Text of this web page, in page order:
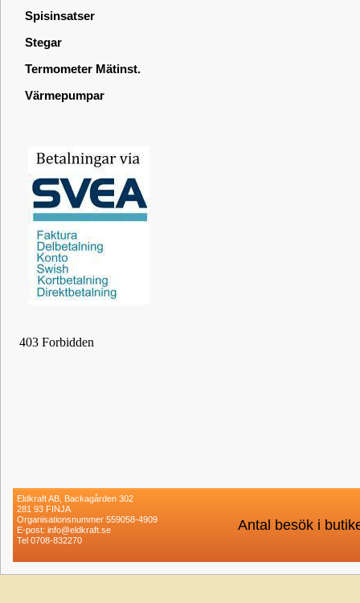
Spisinsatser
Stegar
Termometer Mätinst.
Värmepumpar
Eldkraft AB, Backagården 302
281 93 FINJA
Organisationsnummer 559058-4909
E-post: info@eldkraft.se
Tel 0708-832270
Antal besök i